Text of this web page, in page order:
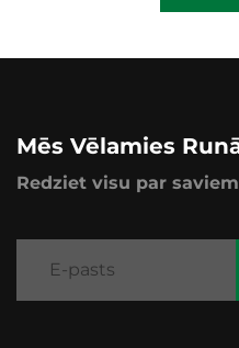
Mēs Vēlamies
Redziet visu par